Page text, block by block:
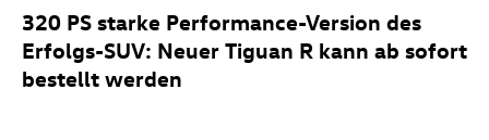
320 PS starke Performance-Version des
Erfolgs-SUV: Neuer Tiguan R kann ab sofort
bestellt werden